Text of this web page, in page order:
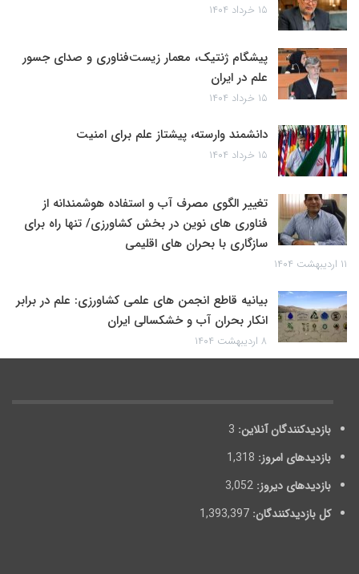
۱۵ خرداد ۱۴۰۴
پیشگام ژنتیک، معمار زیست‌فناوری و صدای جسور
علم در ایران
۱۵ خرداد ۱۴۰۴
دانشمند وارسته، پیشتاز علم برای امنیت
۱۵ خرداد ۱۴۰۴
تغییر الگوی مصرف آب و استفاده هوشمندانه از
فناوری های نوین در بخش کشاورزی/ تنها راه برای
سازگاری با بحران های اقلیمی
۱۱ اردیبهشت ۱۴۰۴
بیانیه قاطع انجمن های علمی کشاورزی: علم در برابر
انکار بحران آب و خشکسالی ایران
۸ اردیبهشت ۱۴۰۴
بازدیدکنندگان آنلاین: 3
بازدیدهای امروز: 1,318
بازدیدهای دیروز: 3,052
کل بازدیدکنند‌گان: 1,393,397